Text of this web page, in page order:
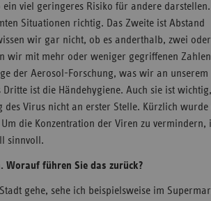
viel geringeres Risiko für andere darstellen.
Situationen richtig. Das Zweite ist Abstand
wir gar nicht, ob es anderthalb, zwei oder
wir mit mehr oder weniger gegriffenen
der Aerosol-Forschung, was wir an unserem
Dritte ist die Händehygiene. Auch sie ist wichtig,
Virus nicht an erster Stelle. Kürzlich wurde
die Konzentration der Viren zu vermindern,
sinnvoll.
Worauf führen Sie das zurück?
gehe, sehe ich beispielsweise im